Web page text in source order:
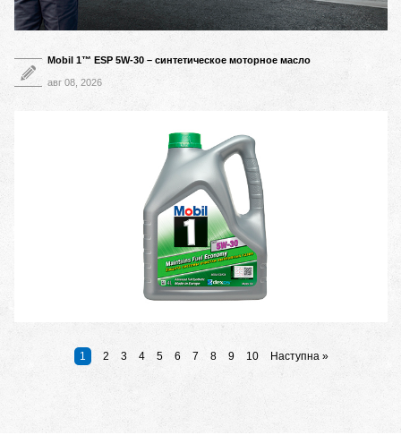
Mobil 1™ ESP 5W-30 – синтетическое моторное масло
авг 08, 2026
1 2 3 4 5 6 7 8 9 10 Наступна